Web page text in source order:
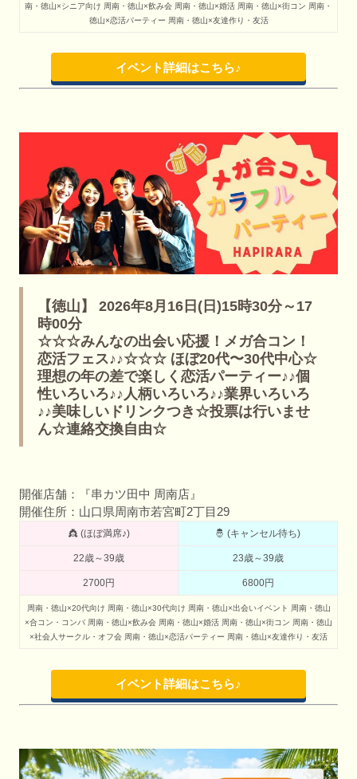
南・徳山×シニア向け 周南・徳山×飲み会 周南・徳山×婚活 周南・徳山×街コン 周南・
徳山×恋活パーティー 周南・徳山×友達作り・友活
イベント詳細はこちら♪
【徳山】 2026年8月16日(日)15時30分～17
時00分
☆☆☆みんなの出会い応援！メガ合コン！
恋活フェス♪♪☆☆☆ ほぼ20代〜30代中心☆
理想の年の差で楽しく恋活パーティー♪♪個
性いろいろ♪♪人柄いろいろ♪♪業界いろいろ
♪♪美味しいドリンクつき☆投票は行いませ
ん☆連絡交換自由☆
開催店舗：『串カツ田中 周南店』
開催住所：山口県周南市若宮町2丁目29
👸 (ほぼ満席♪) 🤴 (キャンセル待ち)
22歳～39歳 23歳～39歳
2700円 6800円
周南・徳山×20代向け 周南・徳山×30代向け 周南・徳山×出会いイベント
周南・徳山
×合コン・コンパ 周南・徳山×飲み会 周南・徳山×婚活 周南・徳山×街コン 周南・徳山
×社会人サークル・オフ会 周南・徳山×恋活パーティー 周南・徳山×友達作り・友活
イベント詳細はこちら♪